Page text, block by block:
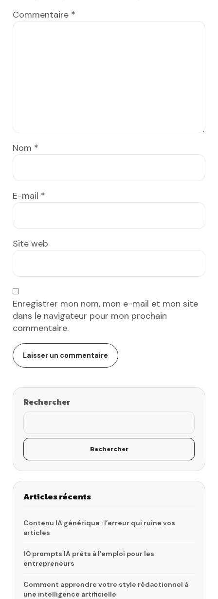
Commentaire *
Nom *
E-mail *
Site web
Enregistrer mon nom, mon e-mail et mon site
dans le navigateur pour mon prochain
commentaire.
Rechercher
Rechercher
Articles récents
Contenu IA générique : l’erreur qui ruine vos
articles
10 prompts IA prêts à l’emploi pour les
entrepreneurs
Comment apprendre votre style rédactionnel à
une intelligence artificielle